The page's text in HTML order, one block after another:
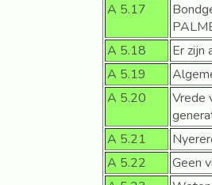
A 5.17
A 5.18
Er zijn
A 5.19
A 5.20
Vrede
A 5.21
A 5.22
Geen